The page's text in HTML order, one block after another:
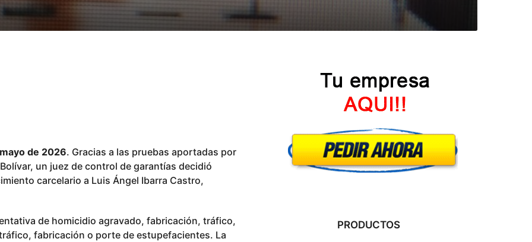
de 2026. Gracias a las pruebas aportadas por
un juez de control de garantías decidió
carcelario a Luis Ángel Ibarra Castro,
de homicidio agravado, fabricación, tráfico,
fabricación o porte de estupefacientes. La
PRODUCTOS